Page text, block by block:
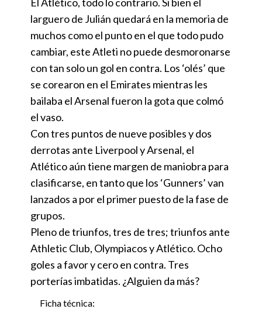
larguero de Julián quedará en la memoria de
muchos como el punto en el que todo pudo
cambiar, este Atleti no puede desmoronarse
con tan solo un gol en contra. Los ‘olés’ que
se corearon en el Emirates mientras les
bailaba el Arsenal fueron la gota que colmó
el vaso.
Con tres puntos de nueve posibles y dos
derrotas ante Liverpool y Arsenal, el
Atlético aún tiene margen de maniobra para
clasificarse, en tanto que los ‘Gunners’ van
lanzados a por el primer puesto de la fase de
grupos.
Pleno de triunfos, tres de tres; triunfos ante
Athletic Club, Olympiacos y Atlético. Ocho
goles a favor y cero en contra. Tres
porterías imbatidas. ¿Alguien da más?
Ficha técnica: